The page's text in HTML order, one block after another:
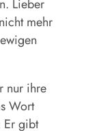
Lieber
mehr
nur ihre
Wort
Er gibt